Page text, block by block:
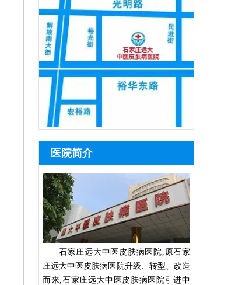
医院简介
石家庄远大中医皮肤病医院,原石家
庄远大中医皮肤病医院升级、转型、改造
而来,石家庄远大中医皮肤病医院引进中